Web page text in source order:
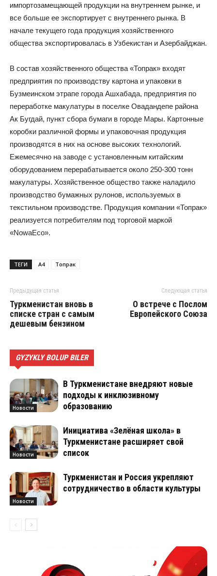
импортозамещающей продукции на внутреннем рынке, и
все больше ее экспортирует с внутреннего рынка. В
начале текущего года продукция хозяйственного
общества экспортировалась в Узбекистан и Азербайджан.
В состав хозяйственного общества «Топрак» входят
предприятия по производству картона и упаковки в
Бузмеинском этрапе города Ашхабада, предприятия по
переработке макулатуры в поселке Овадандепе района
Ак Бугдай, пункт сбора бумаги в городе Мары. Картонные
коробки различной формы и упаковочная продукция
производятся в них на основе высоких технологий.
Ежемесячно на заводе с установленным китайским
оборудованием перерабатывается около 250-300 тонн
макулатуры. Хозяйственное общество также наладило
производство бумажных рулонов, используемых в
текстильном производстве. Продукция компании «Топрак»
реализуется потребителям под торговой маркой
«NowaEco».
ТЕГИ А4 Топрак
Предыдущая статья
Туркменистан вновь в
списке стран с самым
дешевым бензином
Следующая статья
O встрече с Послом
Европейского Союза
GYZYKLY BOLUP BILER
Новости
В Туркменистане внедряют новые
подходы к инклюзивному
образованию
Новости
Инициатива «Зелёная школа» в
Туркменистане расширяет свой
список
Новости
Туркменистан и Россия укрепляют
сотрудничество в области культуры